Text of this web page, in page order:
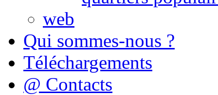
web
Qui sommes-nous ?
Téléchargements
@ Contacts